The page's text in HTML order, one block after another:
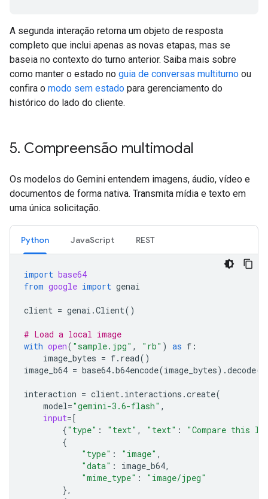
A segunda interação retorna um objeto de resposta
completo que inclui apenas as novas etapas, mas se
baseia no contexto do turno anterior. Saiba mais sobre
como manter o estado no guia de conversas multiturno ou
confira o modo sem estado para gerenciamento do
histórico do lado do cliente.
5. Compreensão multimodal
Os modelos do Gemini entendem imagens, áudio, vídeo e
documentos de forma nativa. Transmita mídia e texto em
uma única solicitação.
Python JavaScript REST
import base64
from google import genai
client = genai .Client()
# Load a local image
with open( "sample.jpg" , "rb" ) as f :
image_bytes = f. read()
image_b64 = base64.b64encode(image_bytes) .decode(
interaction = client. interactions .create(
model="gemini-3.6-flash" ,
input=[
{"type" : "text" , "text" :
"Compare this
{
"type" : "image" ,
"data" : image_b64,
"mime_type" :
"image/jpeg"
},